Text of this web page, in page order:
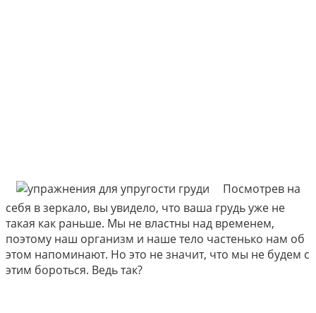
Посмотрев на
себя в зеркало, вы увидело, что ваша грудь уже не
такая как раньше. Мы не властны над временем,
поэтому наш организм и наше тело частенько нам об
этом напоминают. Но это не значит, что мы не будем с
этим бороться. Ведь так?